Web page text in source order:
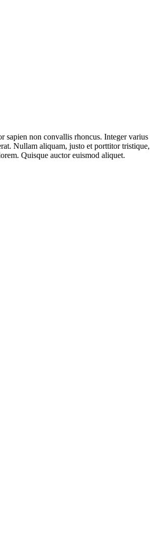
sapien non convallis rhoncus. Integer varius
Nullam aliquam, justo et porttitor tristique,
Quisque auctor euismod aliquet.